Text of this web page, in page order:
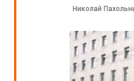
Николай